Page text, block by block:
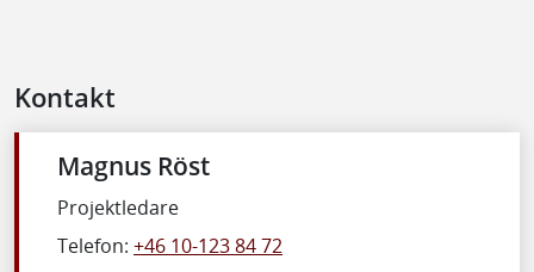
Kontakt
Magnus Röst
Projektledare
Telefon: +46 10-123 84 72